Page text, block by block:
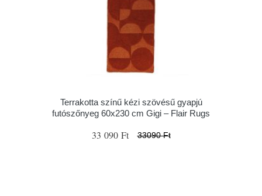
Terrakotta színű kézi szövésű gyapjú
futószőnyeg 60x230 cm Gigi – Flair Rugs
33 090 Ft 33090 Ft